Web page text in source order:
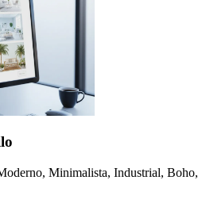
Minimalista, Industrial, Boho,